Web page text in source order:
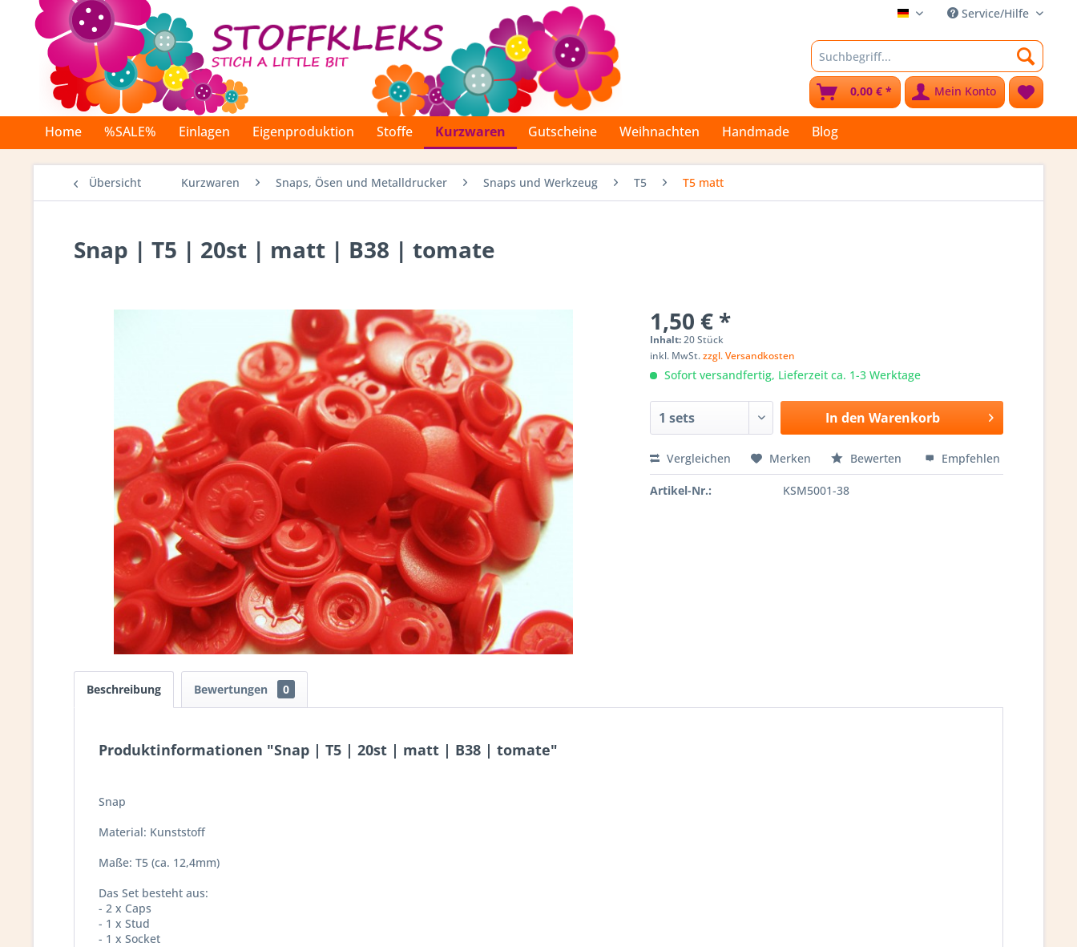
Stoffkleks Service/Hilfe
Mein Konto
0,00 € *
Home %SALE% Einlagen Eigenproduktion Stoffe Kurzwaren Gutscheine Weihnachten Handmade Blog
Übersicht Kurzwaren Snaps, Ösen und Metalldrucker Snaps und Werkzeug T5 T5 matt
Snap | T5 | 20st | matt | B38 | tomate
1,50 € *
Inhalt:20 Stück
inkl. MwSt.zzgl. Versandkosten
Sofort versandfertig, Lieferzeit ca. 1-3 Werktage
In den Warenkorb
Vergleichen Merken Bewerten Empfehlen
Artikel-Nr.: KSM5001-38
Beschreibung Bewertungen 0
Produktinformationen "Snap | T5 | 20st | matt | B38 | tomate"
Snap
Material: Kunststoff
Maße: T5 (ca. 12,4mm)
Das Set besteht aus:
- 2 x Caps
- 1 x Stud
- 1 x Socket